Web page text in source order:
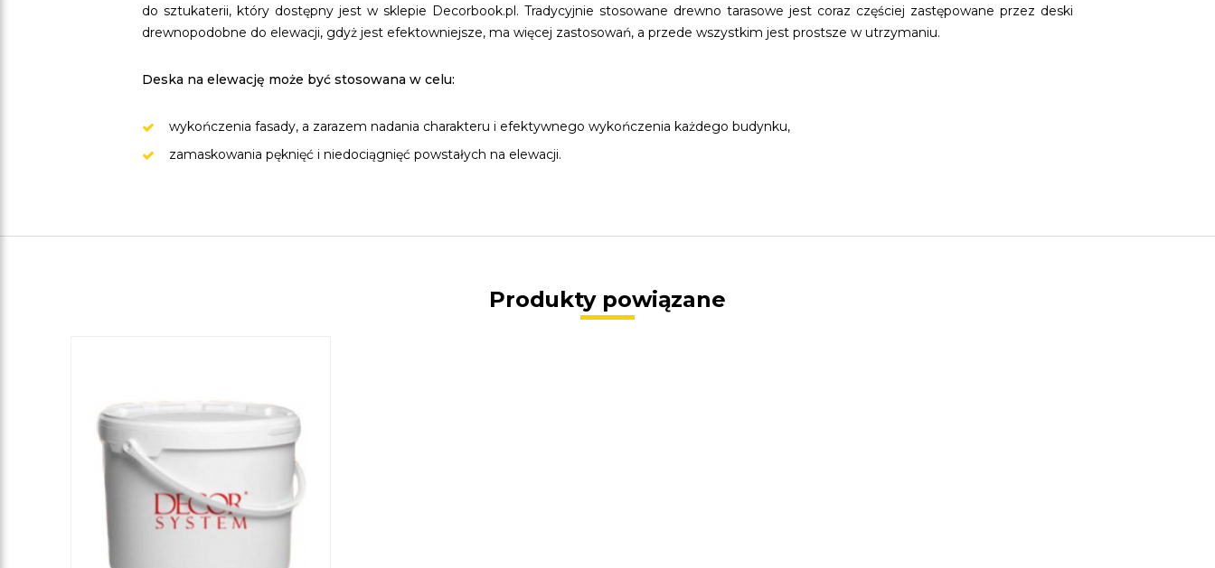
do sztukaterii, który dostępny jest w sklepie Decorbook.pl. Tradycyjnie stosowane drewno tarasowe jest coraz częściej zastępowane przez deski
drewnopodobne do elewacji, gdyż jest efektowniejsze, ma więcej zastosowań, a przede wszystkim jest prostsze w utrzymaniu.
Deska na elewację może być stosowana w celu:
wykończenia fasady, a zarazem nadania charakteru i efektywnego wykończenia każdego budynku,
zamaskowania pęknięć i niedociągnięć powstałych na elewacji.
Produkty powiązane